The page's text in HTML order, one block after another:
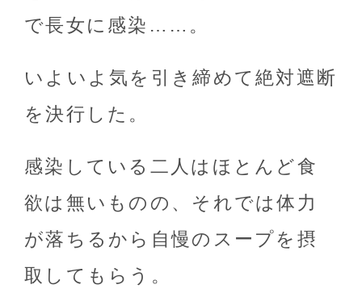
で長女に感染……。
いよいよ気を引き締めて絶対遮断
を決行した。
感染している二人はほとんど食
欲は無いものの、それでは体力
が落ちるから自慢のスープを摂
取してもらう。